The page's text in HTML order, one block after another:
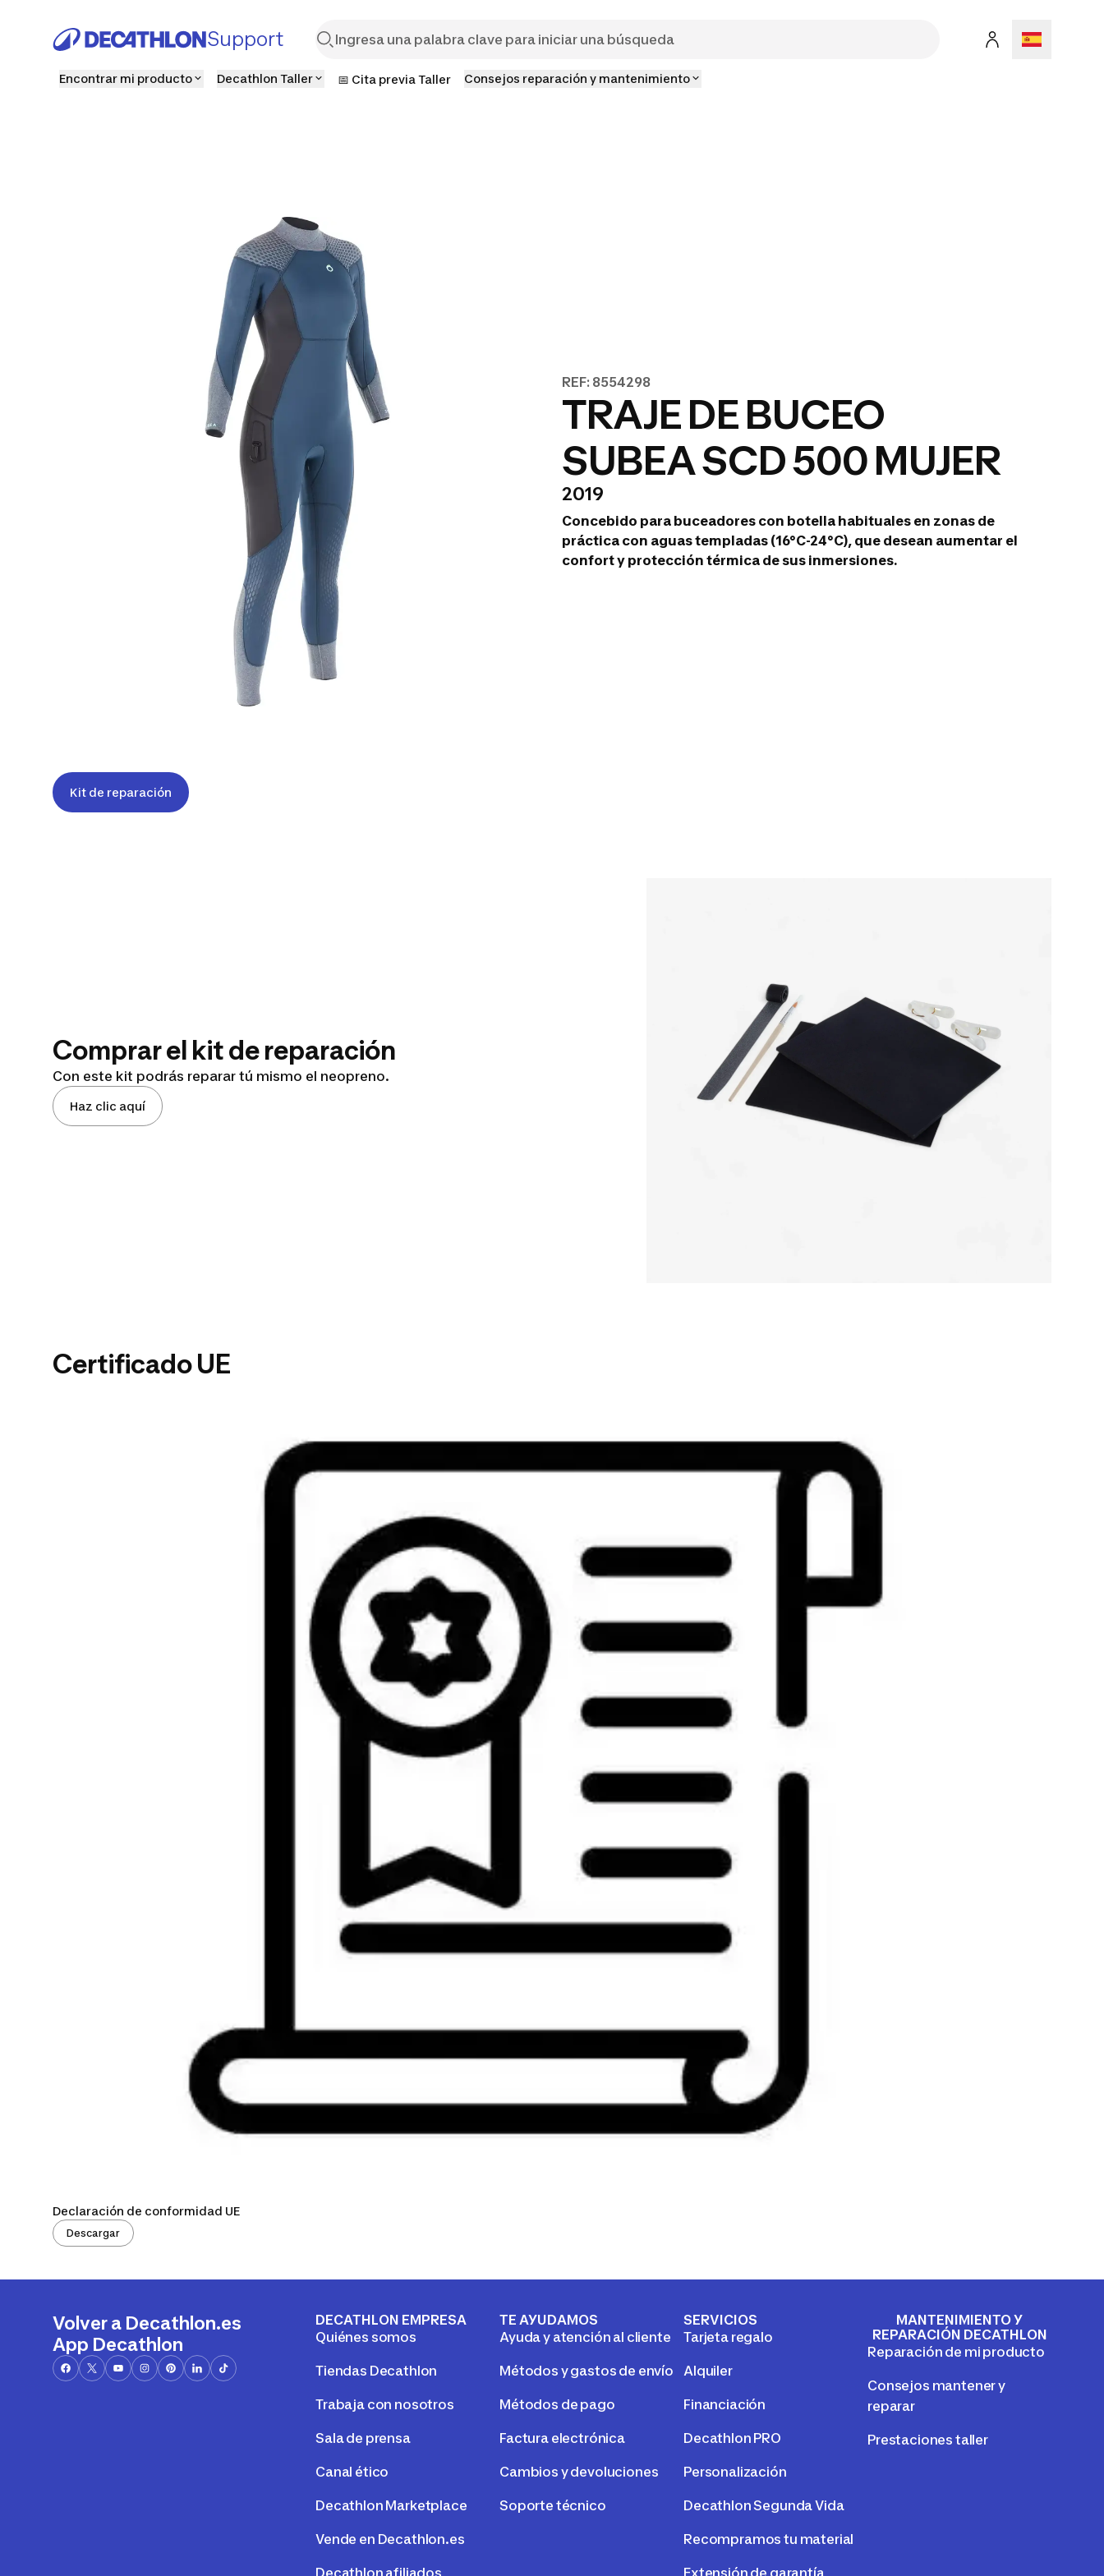
Support
Encontrar mi producto Decathlon Taller 📅 Cita previa Taller Consejos reparación y mantenimiento
REF: 8554298
TRAJE DE BUCEO
SUBEA SCD 500 MUJER
2019
Concebido para buceadores con botella habituales en zonas de
práctica con aguas templadas (16°C-24°C), que desean aumentar el
confort y protección térmica de sus inmersiones.
Kit de reparación
Comprar el kit de reparación
Con este kit podrás reparar tú mismo el neopreno.
Haz clic aquí
Certificado UE
Declaración de conformidad UE
Descargar
Volver a Decathlon.es
App Decathlon
DECATHLON EMPRESA
Quiénes somos
Tiendas Decathlon
Trabaja con nosotros
Sala de prensa
Canal ético
Decathlon Marketplace
Vende en Decathlon.es
TE AYUDAMOS
Ayuda y atención al cliente
Métodos y gastos de envío
Métodos de pago
Factura electrónica
Cambios y devoluciones
Soporte técnico
SERVICIOS
Tarjeta regalo
Alquiler
Financiación
Decathlon PRO
Personalización
Decathlon Segunda Vida
Recompramos tu material
MANTENIMIENTO Y
REPARACIÓN DECATHLON
Reparación de mi producto
Consejos mantener y
reparar
Prestaciones taller